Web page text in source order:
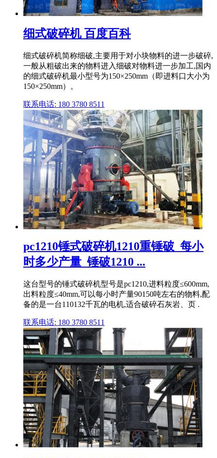
细式破碎机 百度百科
细式破碎机简称细破,主要用于对小块物料的进一步破碎,
一般从粗破出来的物料进入细破对物料进一步加工,国内
的细式破碎机最小型号为150×250mm（即进料口大小为
150×250mm）。
联系电话: 180 3780 8511
pc1210锤式破碎机1210重锤破_每小
时多少产量_锤破1210 ...
这台型号的锤式破碎机型号是pc1210,进料粒度≤600mm,
出料粒度≤40mm,可以每小时产量90150吨左右的物料,配
备的是一台110132千瓦的电机,适合破碎石灰岩、页 .
联系电话: 180 3780 8511